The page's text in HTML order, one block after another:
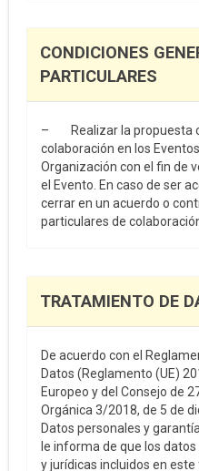
CONDICIONES
PARTICULARES
– Realizar la propuesta o
colaboración en los
Organización con el fin de
el Evento. En caso de ser
cerrar en un acuerdo o
particulares de
TRATAMIENTO DE
De acuerdo con el
Datos (Reglamento (UE)
Europeo y del Consejo de
Orgánica 3/2018, de 5 de
Datos personales y
le informa de que los
y jurídicas incluidos en